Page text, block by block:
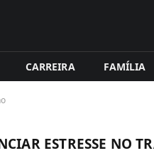
CARREIRA FAMÍLIA
ESTRESSE NO